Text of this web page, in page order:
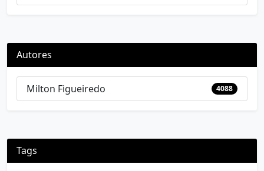
Autores
Milton Figueiredo 4088
Tags